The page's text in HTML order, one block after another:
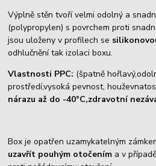
Výplně stěn tvoří velmi odolný a
(polypropylen) s povrchem proti
jsou uloženy v profilech se
odhlučnění tak izolaci boxu.
Vlastnosti PPC: (špatně
prostředí,vysoká pevnost,
nárazu až do -40°C,zdravotní
Box je opatřen uzamykatelným
uzavřít pouhým otočením a v